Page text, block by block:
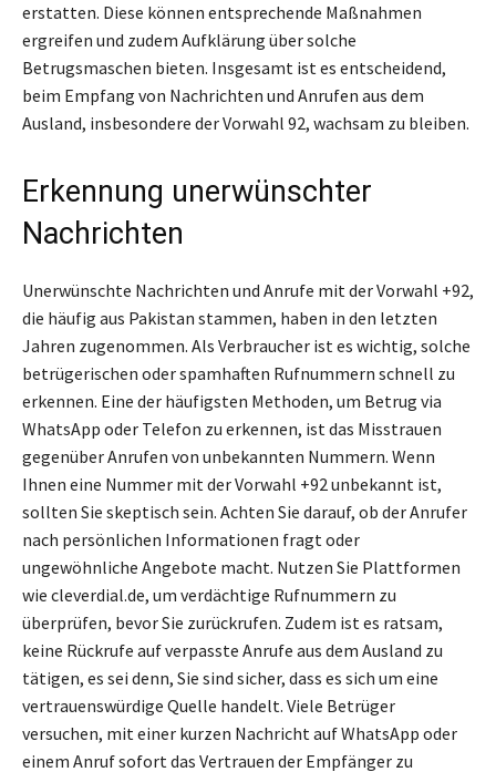
erstatten. Diese können entsprechende Maßnahmen
ergreifen und zudem Aufklärung über solche
Betrugsmaschen bieten. Insgesamt ist es entscheidend,
beim Empfang von Nachrichten und Anrufen aus dem
Ausland, insbesondere der Vorwahl 92, wachsam zu bleiben.
Erkennung unerwünschter
Nachrichten
Unerwünschte Nachrichten und Anrufe mit der Vorwahl +92,
die häufig aus Pakistan stammen, haben in den letzten
Jahren zugenommen. Als Verbraucher ist es wichtig, solche
betrügerischen oder spamhaften Rufnummern schnell zu
erkennen. Eine der häufigsten Methoden, um Betrug via
WhatsApp oder Telefon zu erkennen, ist das Misstrauen
gegenüber Anrufen von unbekannten Nummern. Wenn
Ihnen eine Nummer mit der Vorwahl +92 unbekannt ist,
sollten Sie skeptisch sein. Achten Sie darauf, ob der Anrufer
nach persönlichen Informationen fragt oder
ungewöhnliche Angebote macht. Nutzen Sie Plattformen
wie cleverdial.de, um verdächtige Rufnummern zu
überprüfen, bevor Sie zurückrufen. Zudem ist es ratsam,
keine Rückrufe auf verpasste Anrufe aus dem Ausland zu
tätigen, es sei denn, Sie sind sicher, dass es sich um eine
vertrauenswürdige Quelle handelt. Viele Betrüger
versuchen, mit einer kurzen Nachricht auf WhatsApp oder
einem Anruf sofort das Vertrauen der Empfänger zu